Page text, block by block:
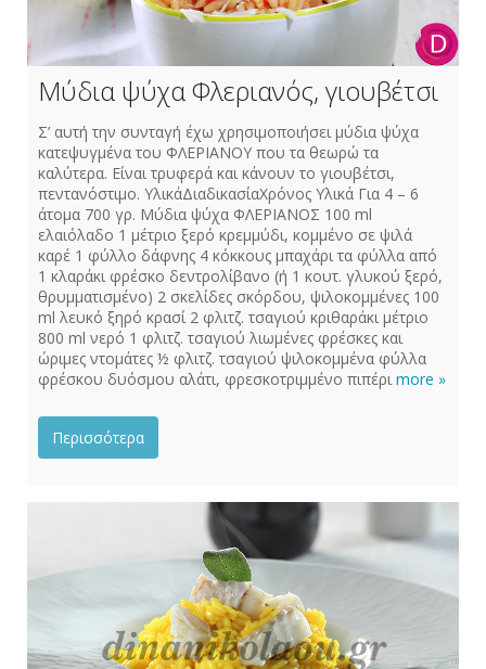
Μύδια ψύχα Φλεριανός, γιουβέτσι
Σ’ αυτή την συνταγή έχω χρησιμοποιήσει μύδια ψύχα
κατεψυγμένα του ΦΛΕΡΙΑΝΟΥ που τα θεωρώ τα
καλύτερα. Είναι τρυφερά και κάνουν το γιουβέτσι,
πεντανόστιμο. ΥλικάΔιαδικασίαΧρόνος Υλικά Για 4 – 6
άτομα 700 γρ. Μύδια ψύχα ΦΛΕΡΙΑΝΟΣ 100 ml
ελαιόλαδο 1 μέτριο ξερό κρεμμύδι, κομμένο σε ψιλά
καρέ 1 φύλλο δάφνης 4 κόκκους μπαχάρι τα φύλλα από
1 κλαράκι φρέσκο δεντρολίβανο (ή 1 κουτ. γλυκού ξερό,
θρυμματισμένο) 2 σκελίδες σκόρδου, ψιλοκομμένες 100
ml λευκό ξηρό κρασί 2 φλιτζ. τσαγιού κριθαράκι μέτριο
800 ml νερό 1 φλιτζ. τσαγιού λιωμένες φρέσκες και
ώριμες ντομάτες ½ φλιτζ. τσαγιού ψιλοκομμένα φύλλα
φρέσκου δυόσμου αλάτι, φρεσκοτριμμένο πιπέριmore »
Περισσότερα